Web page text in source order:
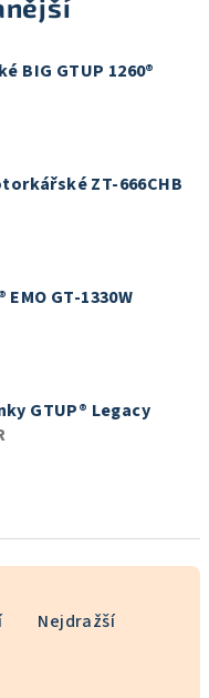
BIG GTUP 1260®
ZT-666CHB
GT-1330W
GTUP® Legacy
Nejdražší